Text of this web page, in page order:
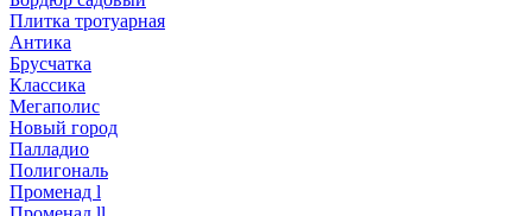
Плитка тротуарная
Антика
Брусчатка
Классика
Мегаполис
Новый город
Палладио
Полигональ
Променад l